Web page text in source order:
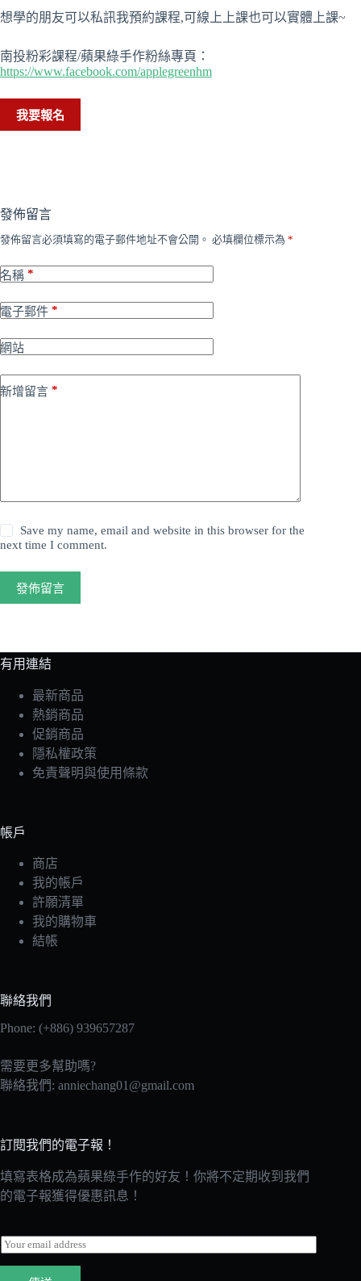
想學的朋友可以私訊我預約課程,可線上上課也可以實體上課~
南投粉彩課程/蘋果綠手作粉絲專頁：
https://www.facebook.com/applegreenhm
我要報名
發佈留言
發佈留言必須填寫的電子郵件地址不會公開。 必填欄位標示為 *
名稱 *
電子郵件 *
網站
新增留言 *
Save my name, email and website in this browser for the
next time I comment.
發佈留言
有用連結
最新商品
熱銷商品
促銷商品
隱私權政策
免責聲明與使用條款
帳戶
商店
我的帳戶
許願清單
我的購物車
結帳
聯絡我們
Phone: (+886) 939657287
需要更多幫助嗎?
聯絡我們: anniechang01@gmail.com
訂閱我們的電子報！
填寫表格成為蘋果綠手作的好友！你將不定期收到我們
的電子報獲得優惠訊息！
E
m
a